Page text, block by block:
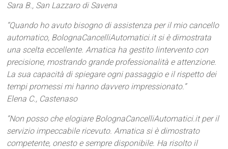
Sara B., San Lazzaro di Savena
“Quando ho avuto bisogno di assistenza per il mio cancello
automatico, BolognaCancelliAutomatici.it si è dimostrata
una scelta eccellente. Amatica ha gestito lintervento con
precisione, mostrando grande professionalità e attenzione.
La sua capacità di spiegare ogni passaggio e il rispetto dei
tempi promessi mi hanno davvero impressionato.”
Elena C., Castenaso
“Non posso che elogiare BolognaCancelliAutomatici.it per il
servizio impeccabile ricevuto. Amatica si è dimostrato
competente, onesto e sempre disponibile. Ha risolto il